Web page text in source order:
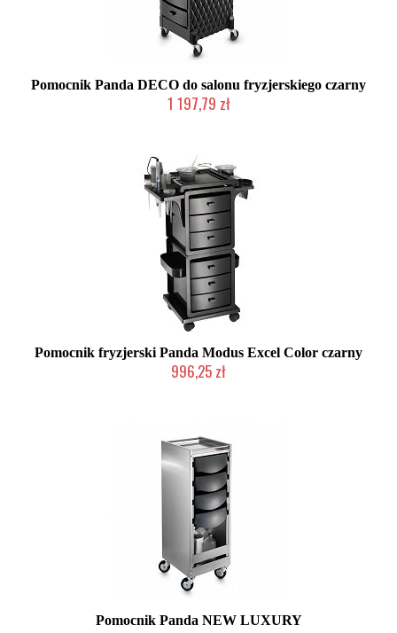
Pomocnik Panda DECO do salonu fryzjerskiego czarny
1 197,79 zł
Pomocnik fryzjerski Panda Modus Excel Color czarny
996,25 zł
Pomocnik Panda NEW LUXURY